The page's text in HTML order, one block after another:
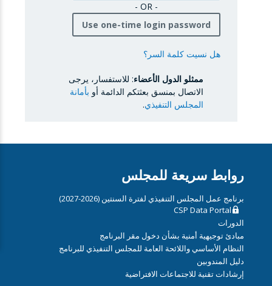
- OR -
Use one-time login password
هل نسيت كلمة السر؟
ممثلو الدول الأعضاء: للاستفسار، يرجى
الاتصال بمنسق بعثتكم الدائمة أو بأمانة
المجلس التنفيذي.
روابط سريعة للمجلس
برنامج عمل المجلس التنفيذي لفترة السنتين (2026-2027)
CSP Data Portal
الدورات
مبادئ توجيهية أمنية بشأن دخول مقر البرنامج
النظام الأساسي واللائحة العامة للمجلس التنفيذي للبرنامج
دليل المندوبين
إرشادات تقنية للاجتماعات الافتراضية